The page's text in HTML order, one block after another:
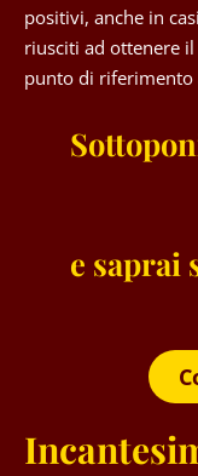
positivi, anche in
riusciti ad ottenere
punto di riferimento
e saprai